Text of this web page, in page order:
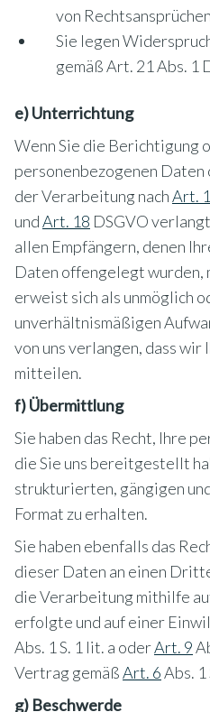
von
Sie legen
gemäß Art. 21 Abs. 1
e) Unterrichtung
Wenn Sie die Berichtigung
personenbezogenen Daten
der Verarbeitung nachArt.
undArt. 18 DSGVO
allen Empfängern, denen
Daten offengelegt wurden,
erweist sich als unmöglich
unverhältnismäßigen
von uns verlangen, dass wir
mitteilen.
f) Übermittlung
Sie haben das Recht, Ihre
die Sie uns bereitgestellt
strukturierten, gängigen
Format zu erhalten.
Sie haben ebenfalls das
dieser Daten an einen
die Verarbeitung mithilfe
erfolgte und auf einer
Abs. 1 S. 1 lit. a oderArt. 9
Vertrag gemäßArt. 6Abs.
g) Beschwerde